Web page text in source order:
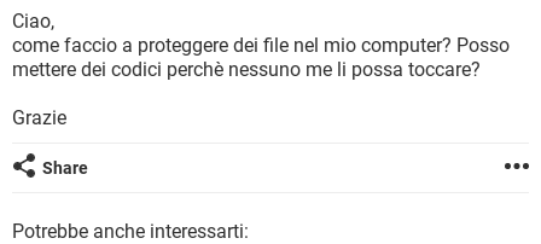
HARDWARE
INSTAGRAM
TIKTOK FACEBOOK
iOS
INSTAGRAM WHATSAPP
TIKTOK
HARDWARE
COVID-19
INTRATTENIMENTO ANDROID
TIKTOK
Ciao,
come faccio a proteggere dei file nel mio computer? Posso
mettere dei codici perchè nessuno me li possa toccare?
Grazie
Share
Potrebbe anche interessarti: